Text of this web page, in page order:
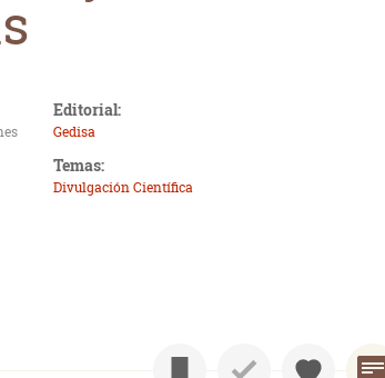
Editorial:
Gedisa
Temas:
Divulgación Científica